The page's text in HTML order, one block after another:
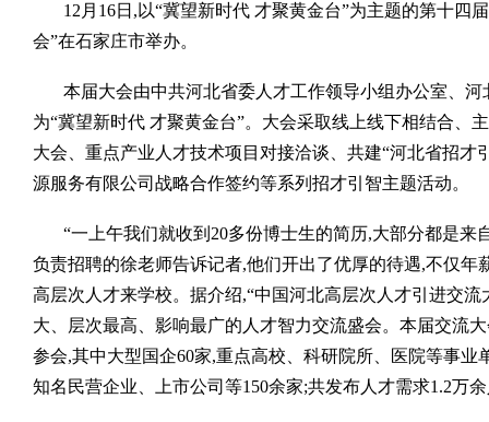
12月16日,以“冀望新时代 才聚黄金台”为主题的第十四
会”在石家庄市举办。
本届大会由中共河北省委人才工作领导小组办公室、
为“冀望新时代 才聚黄金台”。大会采取线上线下相结合、
大会、重点产业人才技术项目对接洽谈、共建“河北省招才
源服务有限公司战略合作签约等系列招才引智主题活动。
“一上午我们就收到20多份博士生的简历,大部分都是来
负责招聘的徐老师告诉记者,他们开出了优厚的待遇,不仅年
高层次人才来学校。据介绍,“中国河北高层次人才引进交流
大、层次最高、影响最广的人才智力交流盛会。本届交流
参会,其中大型国企60家,重点高校、科研院所、医院等事业
知名民营企业、上市公司等150余家;共发布人才需求1.2万